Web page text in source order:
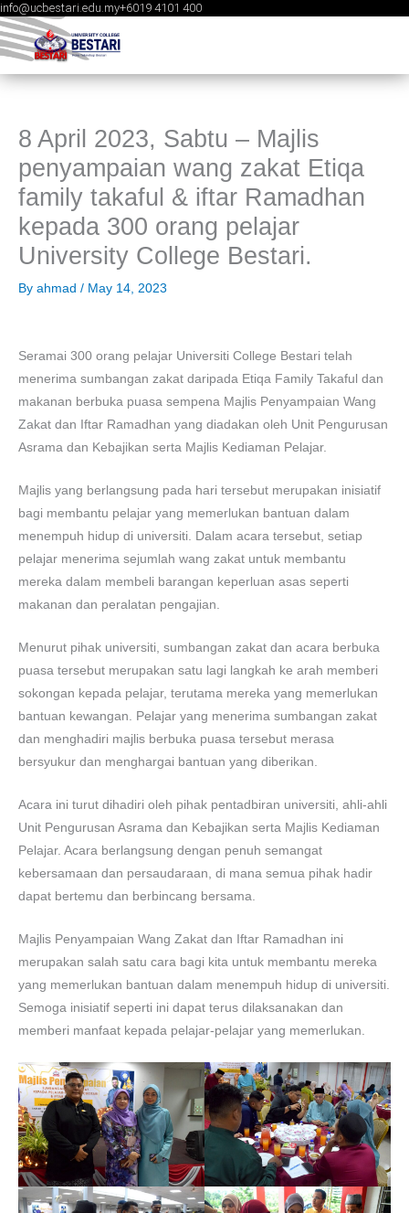
Skip
to
content
info@ucbestari.edu.my+6019 4101 400
8 April 2023, Sabtu – Majlis
penyampaian wang zakat Etiqa
family takaful & iftar Ramadhan
kepada 300 orang pelajar
University College Bestari.
By ahmad / May 14, 2023
Seramai 300 orang pelajar Universiti College Bestari telah
menerima sumbangan zakat daripada Etiqa Family Takaful dan
makanan berbuka puasa sempena Majlis Penyampaian Wang
Zakat dan Iftar Ramadhan yang diadakan oleh Unit Pengurusan
Asrama dan Kebajikan serta Majlis Kediaman Pelajar.
Majlis yang berlangsung pada hari tersebut merupakan inisiatif
bagi membantu pelajar yang memerlukan bantuan dalam
menempuh hidup di universiti. Dalam acara tersebut, setiap
pelajar menerima sejumlah wang zakat untuk membantu
mereka dalam membeli barangan keperluan asas seperti
makanan dan peralatan pengajian.
Menurut pihak universiti, sumbangan zakat dan acara berbuka
puasa tersebut merupakan satu lagi langkah ke arah memberi
sokongan kepada pelajar, terutama mereka yang memerlukan
bantuan kewangan. Pelajar yang menerima sumbangan zakat
dan menghadiri majlis berbuka puasa tersebut merasa
bersyukur dan menghargai bantuan yang diberikan.
Acara ini turut dihadiri oleh pihak pentadbiran universiti, ahli-ahli
Unit Pengurusan Asrama dan Kebajikan serta Majlis Kediaman
Pelajar. Acara berlangsung dengan penuh semangat
kebersamaan dan persaudaraan, di mana semua pihak hadir
dapat bertemu dan berbincang bersama.
Majlis Penyampaian Wang Zakat dan Iftar Ramadhan ini
merupakan salah satu cara bagi kita untuk membantu mereka
yang memerlukan bantuan dalam menempuh hidup di universiti.
Semoga inisiatif seperti ini dapat terus dilaksanakan dan
memberi manfaat kepada pelajar-pelajar yang memerlukan.